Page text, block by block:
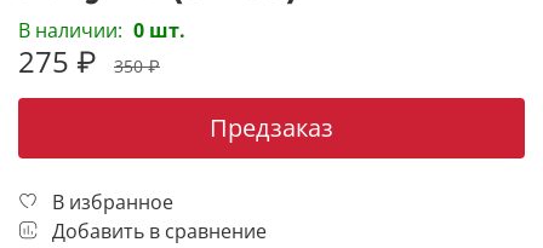
В наличии: 0 шт.
275 ₽ 350 ₽
Предзаказ
В избранное
Добавить в сравнение